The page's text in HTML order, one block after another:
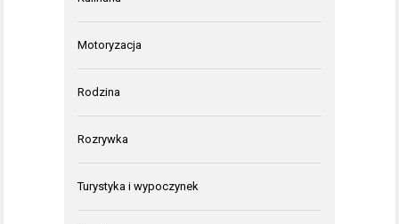
Motoryzacja
Rodzina
Rozrywka
Turystyka i wypoczynek